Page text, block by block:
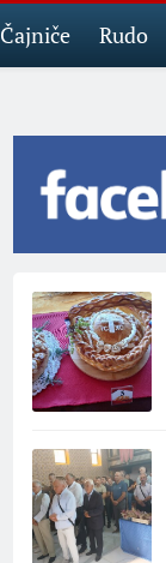
Čajniče Rudo